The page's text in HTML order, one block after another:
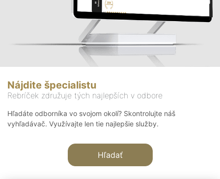
Nájdite špecialistu
Rebríček združuje tých najlepších v odbore
Hľadáte odborníka vo svojom okolí? Skontrolujte náš
vyhľadávač. Využívajte len tie najlepšie služby.
Hľadať